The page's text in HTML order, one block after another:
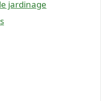
jardinage